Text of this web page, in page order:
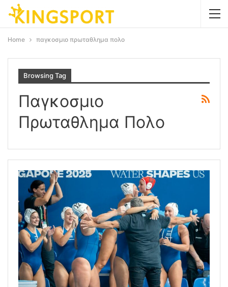
Home παγκοσμιο πρωταθλημα πολο
Browsing Tag
Παγκοσμιο
Πρωταθλημα Πολο